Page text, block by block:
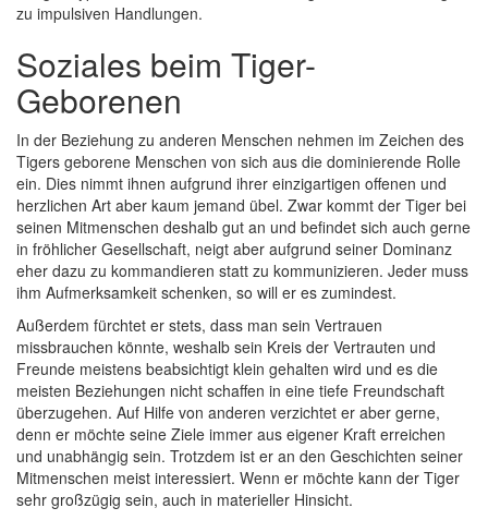
zu impulsiven Handlungen.
Soziales beim Tiger-
Geborenen
In der Beziehung zu anderen Menschen nehmen im Zeichen des
Tigers geborene Menschen von sich aus die dominierende Rolle
ein. Dies nimmt ihnen aufgrund ihrer einzigartigen offenen und
herzlichen Art aber kaum jemand übel. Zwar kommt der Tiger bei
seinen Mitmenschen deshalb gut an und befindet sich auch gerne
in fröhlicher Gesellschaft, neigt aber aufgrund seiner Dominanz
eher dazu zu kommandieren statt zu kommunizieren. Jeder muss
ihm Aufmerksamkeit schenken, so will er es zumindest.
Außerdem fürchtet er stets, dass man sein Vertrauen
missbrauchen könnte, weshalb sein Kreis der Vertrauten und
Freunde meistens beabsichtigt klein gehalten wird und es die
meisten Beziehungen nicht schaffen in eine tiefe Freundschaft
überzugehen. Auf Hilfe von anderen verzichtet er aber gerne,
denn er möchte seine Ziele immer aus eigener Kraft erreichen
und unabhängig sein. Trotzdem ist er an den Geschichten seiner
Mitmenschen meist interessiert. Wenn er möchte kann der Tiger
sehr großzügig sein, auch in materieller Hinsicht.